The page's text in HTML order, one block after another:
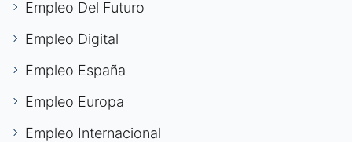
Empleo Del Futuro
Empleo Digital
Empleo España
Empleo Europa
Empleo Internacional